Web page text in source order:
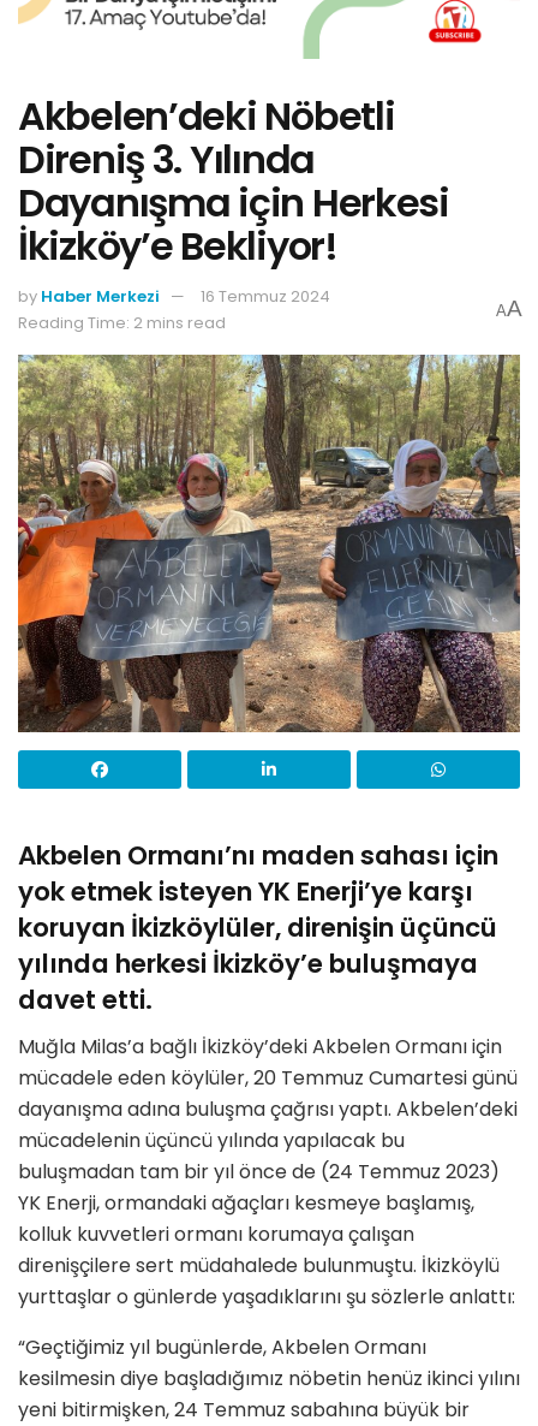
Akbelen’deki Nöbetli
Direniş 3. Yılında
Dayanışma için Herkesi
İkizköy’e Bekliyor!
by Haber Merkezi
16 Temmuz 2024
Reading Time: 2 mins read
AA
Akbelen Ormanı’nı maden sahası için
yok etmek isteyen YK Enerji’ye karşı
koruyan İkizköylüler, direnişin üçüncü
yılında herkesi İkizköy’e buluşmaya
davet etti.
Muğla Milas’a bağlı İkizköy’deki Akbelen Ormanı için
mücadele eden köylüler, 20 Temmuz Cumartesi günü
dayanışma adına buluşma çağrısı yaptı. Akbelen’deki
mücadelenin üçüncü yılında yapılacak bu
buluşmadan tam bir yıl önce de (24 Temmuz 2023)
YK Enerji, ormandaki ağaçları kesmeye başlamış,
kolluk kuvvetleri ormanı korumaya çalışan
direnişçilere sert müdahalede bulunmuştu. İkizköylü
yurttaşlar o günlerde yaşadıklarını şu sözlerle anlattı:
“Geçtiğimiz yıl bugünlerde, Akbelen Ormanı
kesilmesin diye başladığımız nöbetin henüz ikinci yılını
yeni bitirmişken, 24 Temmuz sabahına büyük bir